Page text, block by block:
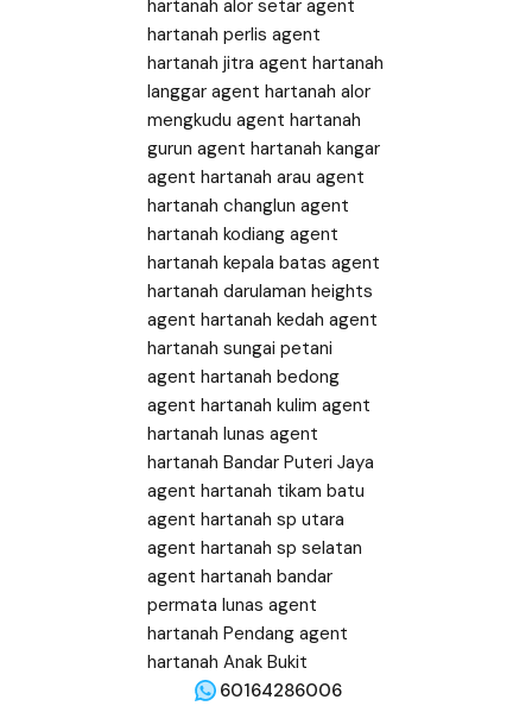
60164286006